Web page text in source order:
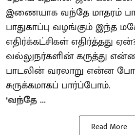
இணையாக வந்தே மாதரம்
பாதுகாப்பு வழங்கும் இந்த
எதிர்க்கட்சிகள் எதிர்த்தது
வல்லுநர்களின் கருத்து
பாடலின் வரலாறு என்ன
சுருக்கமாகப் பார்ப்போம்.
‘வந்தே ...
Read More